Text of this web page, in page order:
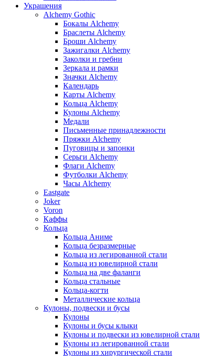
Украшения
Alchemy Gothic
Бокалы Alchemy
Браслеты Alchemy
Броши Alchemy
Зажигалки Alchemy
Заколки и гребни
Зеркала и рамки
Значки Alchemy
Календарь
Карты Alchemy
Кольца Alchemy
Кулоны Alchemy
Медали
Письменные принадлежности
Пряжки Alchemy
Пуговицы и запонки
Серьги Alchemy
Флаги Alchemy
Футболки Alchemy
Часы Alchemy
Eastgate
Joker
Voron
Каффы
Кольца
Кольца Аниме
Кольца безразмерные
Кольца из легированной стали
Кольца из ювелирной стали
Кольца на две фаланги
Кольца стальные
Кольца-когти
Металлические кольца
Кулоны, подвески и бусы
Кулоны
Кулоны и бусы клыки
Кулоны и подвески из ювелирной стали
Кулоны из легированной стали
Кулоны из хирургической стали